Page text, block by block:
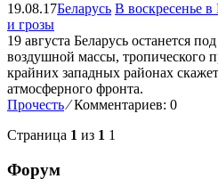
19.08.17Беларусь В воскресенье
и грозы
19 августа Беларусь останется
воздушной массы, тропического
крайних западных районах
атмосферного фронта.
Прочесть ⁄Комментариев: 0
Страница 1 из 1 1
Форум